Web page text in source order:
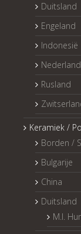
Duitsland
Engeland
Indonesië
Nederland
Rusland
Keramiek /
Borden /
Bulgarije
China
Duitsland
M.I.